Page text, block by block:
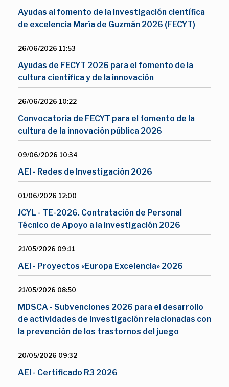
Ayudas al fomento de la investigación científica
de excelencia María de Guzmán 2026 (FECYT)
26/06/2026 11:53
Ayudas de FECYT 2026 para el fomento de la
cultura científica y de la innovación
26/06/2026 10:22
Convocatoria de FECYT para el fomento de la
cultura de la innovación pública 2026
09/06/2026 10:34
AEI - Redes de Investigación 2026
01/06/2026 12:00
JCYL - TE-2026. Contratación de Personal
Técnico de Apoyo a la Investigación 2026
21/05/2026 09:11
AEI - Proyectos «Europa Excelencia» 2026
21/05/2026 08:50
MDSCA - Subvenciones 2026 para el desarrollo
de actividades de investigación relacionadas con
la prevención de los trastornos del juego
20/05/2026 09:32
AEI - Certificado R3 2026